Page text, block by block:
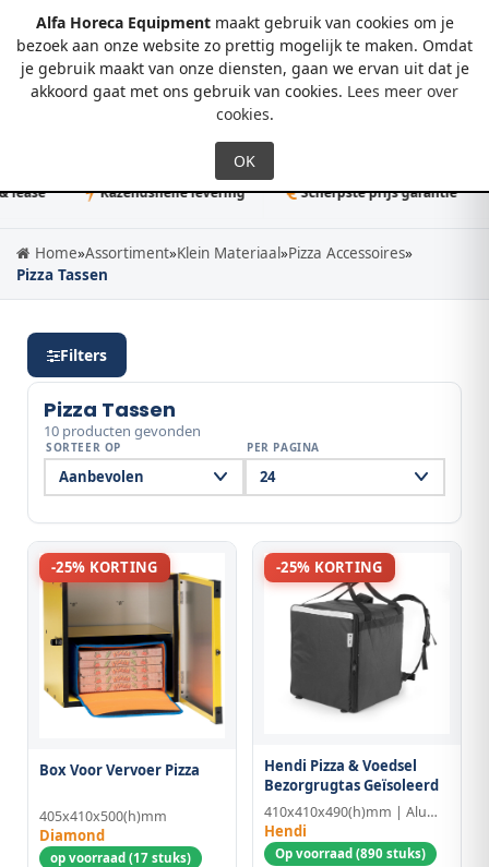
Alfa Horeca Equipmentmaakt gebruik van cookies om je
bezoek aan onze website zo prettig mogelijk te maken. Omdat
je gebruik maakt van onze diensten, gaan we ervan uit dat je
akkoord gaat met ons gebruik van cookies. Lees meer over
cookies.
0
Razendsnelle levering Scherpste prijs garantie
Home»Assortiment»Klein Materiaal»Pizza Accessoires»
Pizza Tassen
Filters
Pizza Tassen
10 producten gevonden
SORTEER OP PER PAGINA
-25% KORTING
Box Voor Vervoer Pizza
405x410x500(h)mm
Diamond
op voorraad (17 stuks)
-25% KORTING
Hendi Pizza & Voedsel
Bezorgrugtas Geïsoleerd
410x410x490(h)mm | Aluminium/PE
Hendi
Op voorraad (890 stuks)